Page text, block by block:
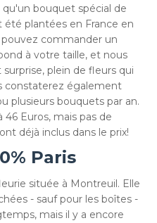
qu'un bouquet spécial de
été plantées en France en
commander un
à votre taille, et nous
plein de fleurs qui
constaterez également
plusieurs bouquets par an.
Euros, mais pas de
déjà inclus dans le prix!
Paris
située à Montreuil. Elle
- sauf pour les boîtes -
mais il y a encore